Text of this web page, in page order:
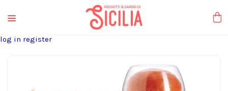
liquori tipici
log in register